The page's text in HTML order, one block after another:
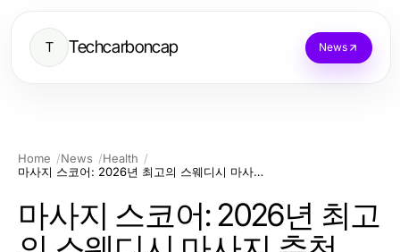
T Techcarboncap News
Home News
Health
마사지 스코어: 2026년 최고의 스웨디시 마사지 추천
마사지 스코어: 2026년 최고